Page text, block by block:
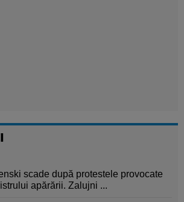
scade după protestele provocate
apărării. Zalujni ...